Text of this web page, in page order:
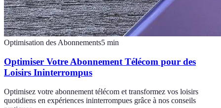
Optimisation des Abonnements5 min
Optimiser Votre Abonnement Télécom pour des
Loisirs Ininterrompus
Optimisez votre abonnement télécom et transformez vos loisirs
quotidiens en expériences ininterrompues grâce à nos conseils